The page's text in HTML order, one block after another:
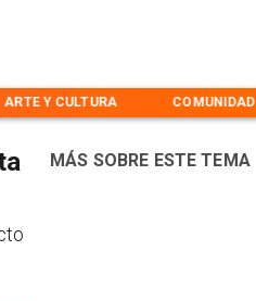
ARTE Y CULTURA COMUNIDAD
MÁS SOBRE ESTE TEMA